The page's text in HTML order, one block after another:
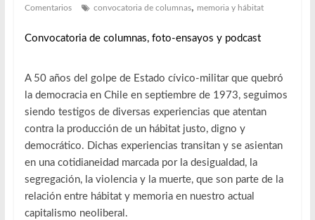
Comentarios convocatoria de columnas, memoria y hábitat
Convocatoria de columnas, foto-ensayos y podcast
A 50 años del golpe de Estado cívico-militar que quebró
la democracia en Chile en septiembre de 1973, seguimos
siendo testigos de diversas experiencias que atentan
contra la producción de un hábitat justo, digno y
democrático. Dichas experiencias transitan y se asientan
en una cotidianeidad marcada por la desigualdad, la
segregación, la violencia y la muerte, que son parte de la
relación entre hábitat y memoria en nuestro actual
capitalismo neoliberal.